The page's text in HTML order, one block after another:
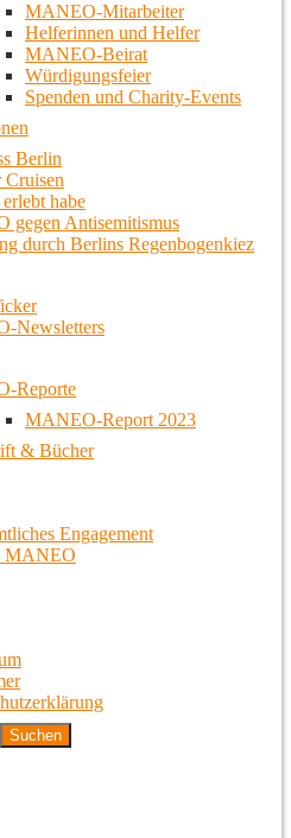
MANEO-Mitarbeiter
Helferinnen und Helfer
MANEO-Beirat
Würdigungsfeier
Spenden und Charity-Events
Berlin
Cruisen
habe
gegen Antisemitismus
durch Berlins Regenbogenkiez
Newsletters
Reporte
MANEO-Report 2023
& Bücher
Engagement
MANEO
Suchen